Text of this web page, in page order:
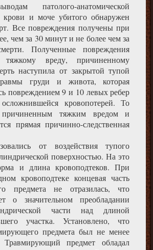
патолого-анатомической
крови и моче убитого обнаружен
Все повреждения получены при
чем за 30 минут и не более чем за
Полученные повреждения
тяжкому вреду, причиненному
наступила от закрытой тупой
груди и живота, которая
повреждением 9 и 10 левых ребер
кровопотерей. То
тяжким вредом и
прямая причинно-следственная
от воздействия тупого
поверхностью. На это
и длина кровоподтеков. При
кровоподтеке концевая часть
предмета не отразилась, что
о значительном преобладании
части над длиной
участка. Установлено, что
предмета был не менее
предмет обладал